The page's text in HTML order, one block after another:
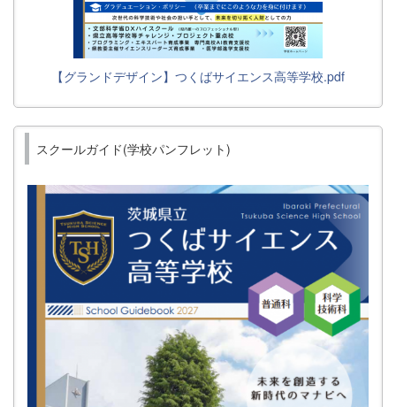
【グランドデザイン】つくばサイエンス高等学校.pdf
スクールガイド(学校パンフレット)